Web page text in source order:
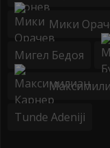
Мики
Мигел Бедоя
Tunde Adeniji